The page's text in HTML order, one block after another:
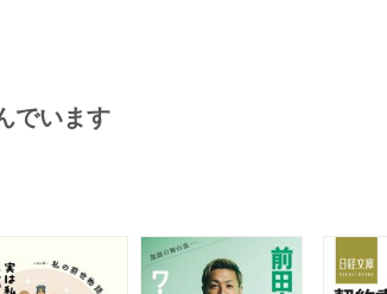
でいます